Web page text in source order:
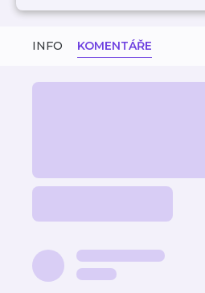
INFO KOMENTÁŘE